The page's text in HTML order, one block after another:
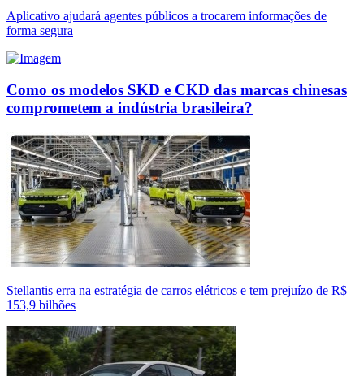
Aplicativo ajudará agentes públicos a trocarem informações de
forma segura
Como os modelos SKD e CKD das marcas chinesas
comprometem a indústria brasileira?
Stellantis erra na estratégia de carros elétricos e tem prejuízo de R$
153,9 bilhões